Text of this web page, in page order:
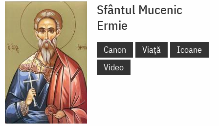
Sfântul Mucenic
Ermie
Canon Viață
Icoane
Video